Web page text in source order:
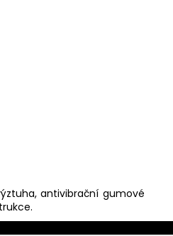
antivibrační gumové